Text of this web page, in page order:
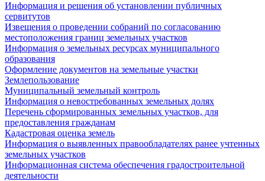
Информация и решения об установлении публичных
сервитутов
Извещения о проведении собраний по согласованию
местоположения границ земельных участков
Информация о земельных ресурсах муниципального
образования
Оформление документов на земельные участки
Землепользование
Муниципальный земельный контроль
Информация о невостребованных земельных долях
Перечень сформированных земельных участков, для
предоставления гражданам
Кадастровая оценка земель
Информация о выявленных правообладателях ранее учтенных
земельных участков
Информационная система обеспечения градостроительной
деятельности